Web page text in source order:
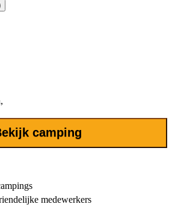
camping
medewerkers